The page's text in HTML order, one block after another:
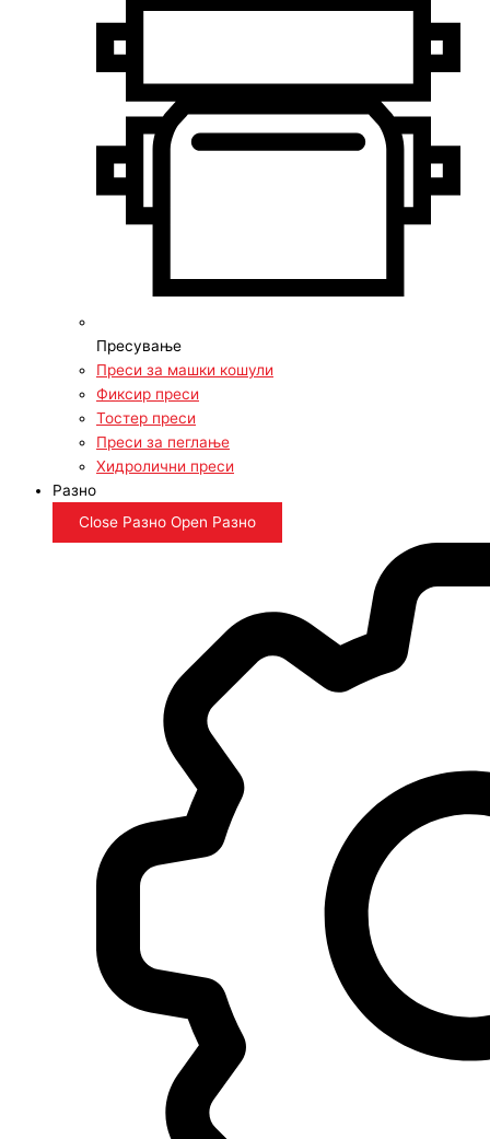
Пресување
Преси за машки кошули
Фиксир преси
Тостер преси
Преси за пеглање
Хидролични преси
Разно
Close Разно Open Разно